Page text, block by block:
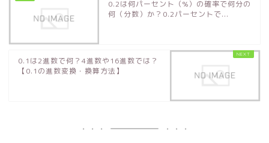
0.2は何パーセント（%）の確率で何分の
何（分数）か？0.2パーセントで...
0.1は2進数で何？4進数や16進数では？
【0.1の進数変換・換算方法】